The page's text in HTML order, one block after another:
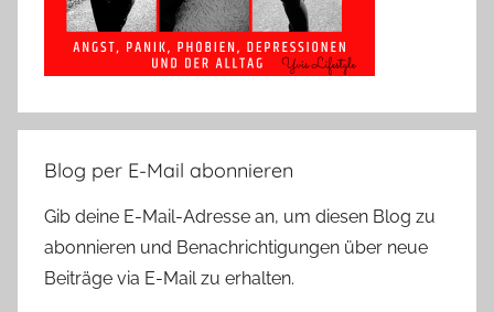
Blog per E-Mail abonnieren
Gib deine E-Mail-Adresse an, um diesen Blog zu
abonnieren und Benachrichtigungen über neue
Beiträge via E-Mail zu erhalten.